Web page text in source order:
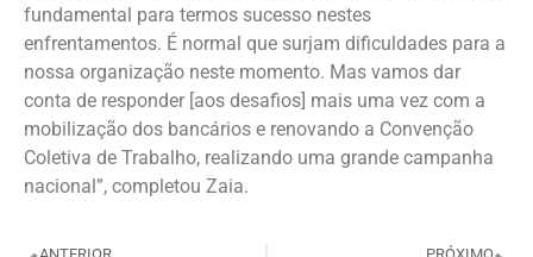
fundamental para termos sucesso nestes
enfrentamentos. É normal que surjam dificuldades para a
nossa organização neste momento. Mas vamos dar
conta de responder [aos desafios] mais uma vez com a
mobilização dos bancários e renovando a Convenção
Coletiva de Trabalho, realizando uma grande campanha
nacional”, completou Zaia.